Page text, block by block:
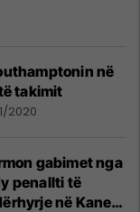
në
takimit
2020
gabimet nga
penallti të
në Kane